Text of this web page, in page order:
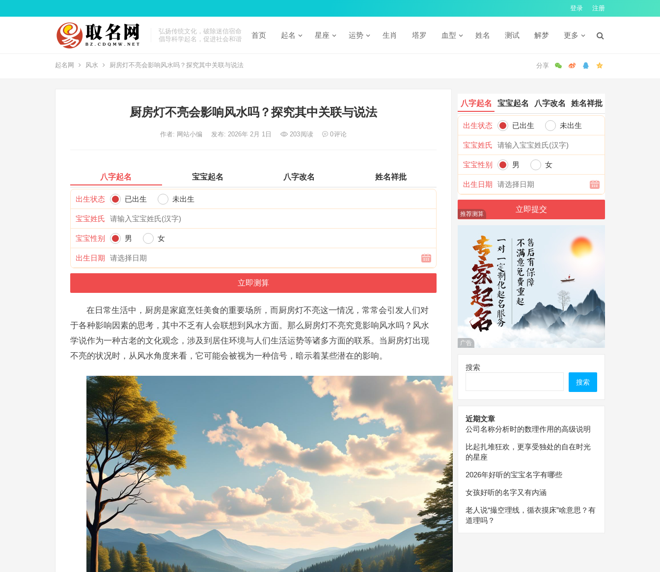
登录 注册
弘扬传统文化，破除迷信宿命
倡导科学起名，促进社会和谐
首页 起名 星座 运势 生肖 塔罗 血型 姓名 测试 解梦 更多
起名网 风水 厨房灯不亮会影响风水吗？探究其中关联与说法
厨房灯不亮会影响风水吗？探究其中关联与说法
作者: 网站小编 发布: 2026年 2月 1日 203阅读 0评论
八字起名 宝宝起名 八字改名 姓名祥批
出生状态 已出生 未出生
宝宝姓氏
宝宝性别 男 女
出生日期
在日常生活中，厨房是家庭烹饪美食的重要场所，而厨房灯不亮这一情况，常常会引发人们对
于各种影响因素的思考，其中不乏有人会联想到风水方面。那么厨房灯不亮究竟影响风水吗？风水
学说作为一种古老的文化观念，涉及到居住环境与人们生活运势等诸多方面的联系。当厨房灯出现
不亮的状况时，从风水角度来看，它可能会被视为一种信号，暗示着某些潜在的影响。
八字起名 宝宝起名 八字改名 姓名祥批
出生状态 已出生 未出生
宝宝姓氏
宝宝性别 男 女
出生日期
推荐测算
广告
搜索
搜索
近期文章
公司名称分析时的数理作用的高级说明
比起扎堆狂欢，更享受独处的自在时光
的星座
2026年好听的宝宝名字有哪些
女孩好听的名字又有内涵
老人说“撮空理线，循衣摸床”啥意思？有
道理吗？